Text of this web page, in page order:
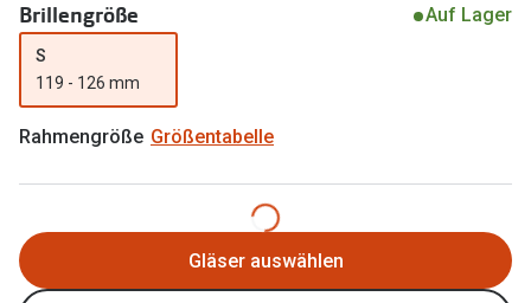
alle Marken
Ratgeber
Gleitsicht Ratgeber
Angebote
Oakley
Trends
Oakley
Brillengröße Auf Lager
S
119 - 126 mm
Rahmengröße Größentabelle
Gläser auswählen